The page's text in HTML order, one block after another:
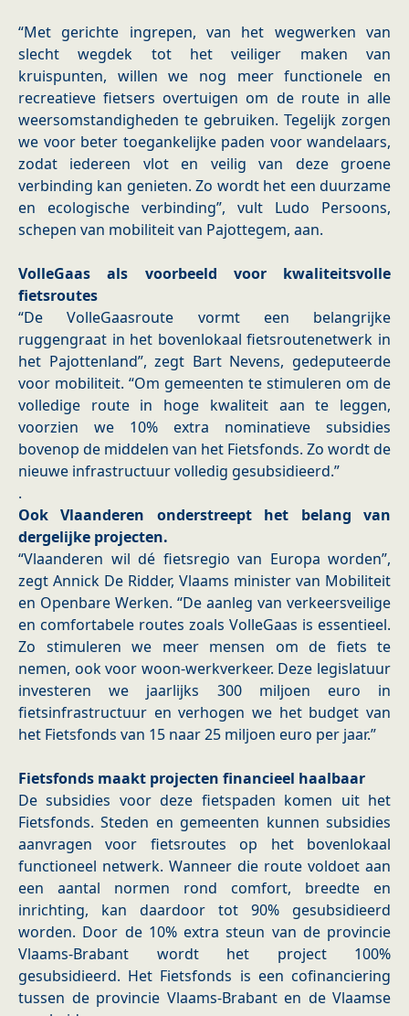
“Met gerichte ingrepen, van het wegwerken van
slecht wegdek tot het veiliger maken van
kruispunten, willen we nog meer functionele en
recreatieve fietsers overtuigen om de route in alle
weersomstandigheden te gebruiken. Tegelijk zorgen
we voor beter toegankelijke paden voor wandelaars,
zodat iedereen vlot en veilig van deze groene
verbinding kan genieten. Zo wordt het een duurzame
en ecologische verbinding”, vult Ludo Persoons,
schepen van mobiliteit van Pajottegem, aan.
​VolleGaas als voorbeeld voor kwaliteitsvolle
fietsroutes
“De VolleGaasroute vormt een belangrijke
ruggengraat in het bovenlokaal fietsroutenetwerk in
het Pajottenland”, zegt Bart Nevens, gedeputeerde
voor mobiliteit. “Om gemeenten te stimuleren om de
volledige route in hoge kwaliteit aan te leggen,
voorzien we 10% extra nominatieve subsidies
bovenop de middelen van het Fietsfonds. Zo wordt de
nieuwe infrastructuur volledig gesubsidieerd.”
.
Ook Vlaanderen onderstreept het belang van
dergelijke projecten.
​“Vlaanderen wil dé fietsregio van Europa worden”,
zegt Annick De Ridder, Vlaams minister van Mobiliteit
en Openbare Werken. “De aanleg van verkeersveilige
en comfortabele routes zoals VolleGaas is essentieel.
Zo stimuleren we meer mensen om de fiets te
nemen, ook voor woon‑werkverkeer. Deze legislatuur
investeren we jaarlijks 300 miljoen euro in
fietsinfrastructuur en verhogen we het budget van
het Fietsfonds van 15 naar 25 miljoen euro per jaar.”
Fietsfonds maakt projecten financieel haalbaar
De subsidies voor deze fietspaden komen uit het
Fietsfonds. Steden en gemeenten kunnen subsidies
aanvragen voor fietsroutes op het bovenlokaal
functioneel netwerk. Wanneer die route voldoet aan
een aantal normen rond comfort, breedte en
inrichting, kan daardoor tot 90% gesubsidieerd
worden. Door de 10% extra steun van de provincie
Vlaams-Brabant wordt het project 100%
gesubsidieerd. Het Fietsfonds is een cofinanciering
tussen de provincie Vlaams-Brabant en de Vlaamse